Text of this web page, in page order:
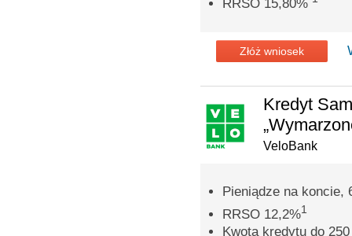
RRSO 15,80%
Złóż wniosek
Kredyt
VeloBank
Pieniądze na koncie,
RRSO 12,2%1
Kwota kredytu do 250